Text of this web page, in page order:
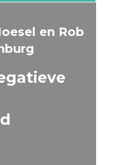
en Rob